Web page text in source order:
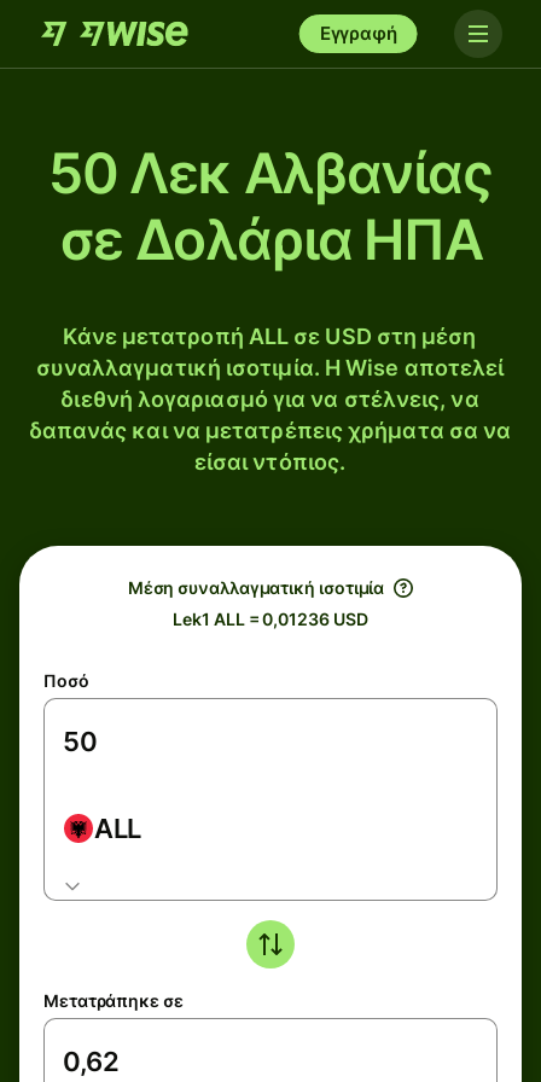
Εγγραφή
50 Λεκ Αλβανίας
σε Δολάρια ΗΠΑ
Κάνε μετατροπή ALL σε USD στη μέση
συναλλαγματική ισοτιμία. Η Wise αποτελεί
διεθνή λογαριασμό για να στέλνεις, να
δαπανάς και να μετατρέπεις χρήματα σα να
είσαι ντόπιος.
Μέση συναλλαγματική ισοτιμία
Lek1 ALL = 0,01236 USD
Ποσό
ALL
Μετατράπηκε σε